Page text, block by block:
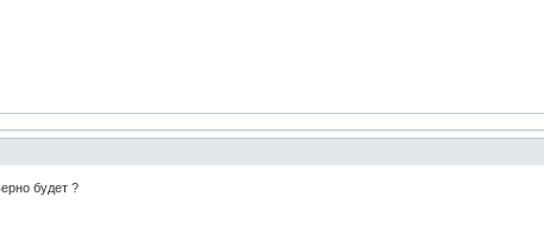
будет ?